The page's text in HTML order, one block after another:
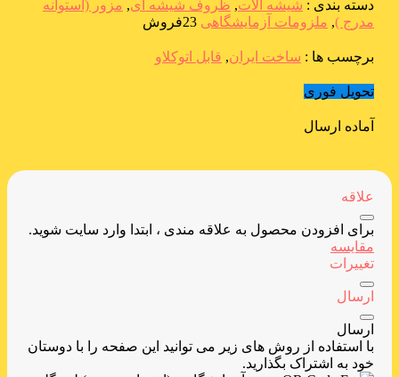
دسته بندی : شیشه آلات, ظروف شیشه ای, مزور (استوانه
مدرج ), ملزومات آزمایشگاهی 23فروش
برچسب ها : ساخت ایران, قابل اتوکلاو
تحویل فوری
آماده ارسال
علاقه
برای افزودن محصول به علاقه مندی ، ابتدا وارد سایت شوید.
مقایسه
تغییرات
ارسال
ارسال
با استفاده از روش های زیر می توانید این صفحه را با دوستان
خود به اشتراک بگذارید.